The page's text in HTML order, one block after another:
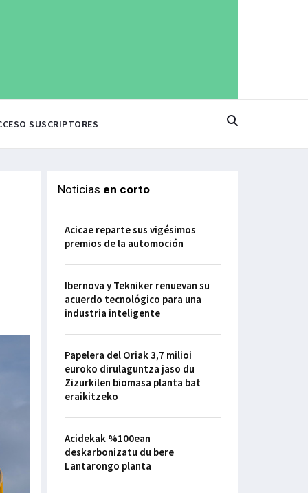
SUSCRIPTORES
Noticias en corto
Acicae reparte sus vigésimos
premios de la automoción
Ibernova y Tekniker renuevan su
acuerdo tecnológico para una
industria inteligente
Papelera del Oriak 3,7 milioi
euroko dirulaguntza jaso du
Zizurkilen biomasa planta bat
eraikitzeko
Acidekak %100ean
deskarbonizatu du bere
Lantarongo planta